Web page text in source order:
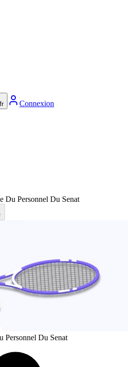
fr Connexion
Du Personnel Du Senat
Personnel Du Senat